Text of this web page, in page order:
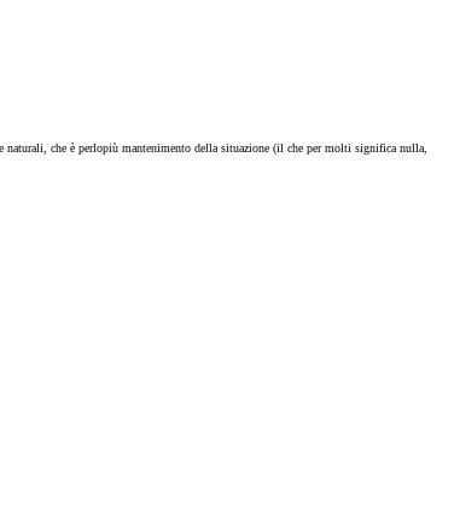
che è perlopiù mantenimento della situazione (il che per molti significa nulla,